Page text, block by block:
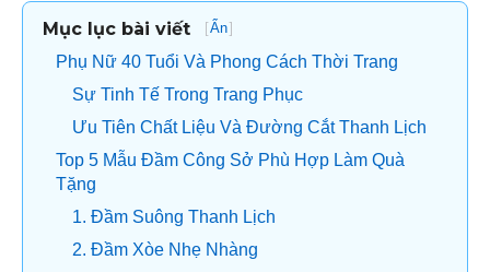
Mục lục bài viết [Ẩn]
Phụ Nữ 40 Tuổi Và Phong Cách Thời Trang
Sự Tinh Tế Trong Trang Phục
Ưu Tiên Chất Liệu Và Đường Cắt Thanh Lịch
Top 5 Mẫu Đầm Công Sở Phù Hợp Làm Quà
Tặng
1. Đầm Suông Thanh Lịch
2. Đầm Xòe Nhẹ Nhàng